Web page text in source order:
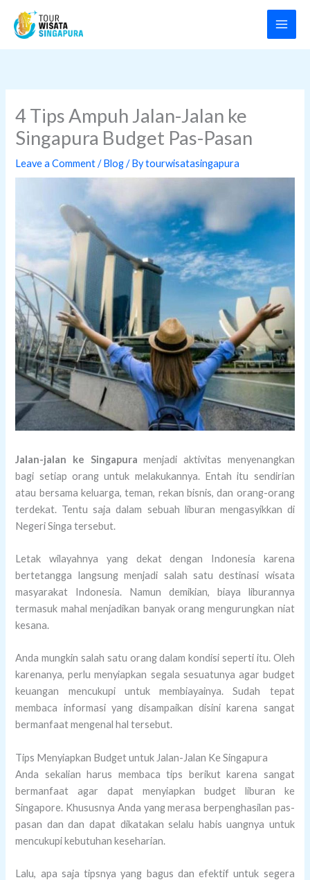
content
4 Tips Ampuh Jalan-Jalan ke
Singapura Budget Pas-Pasan
Leave a Comment /Blog/ Bytourwisatasingapura
Jalan-jalan ke Singapura menjadi aktivitas menyenangkan
bagi setiap orang untuk melakukannya. Entah itu sendirian
atau bersama keluarga, teman, rekan bisnis, dan orang-orang
terdekat. Tentu saja dalam sebuah liburan mengasyikkan di
Negeri Singa tersebut.
Letak wilayahnya yang dekat dengan Indonesia karena
bertetangga langsung menjadi salah satu destinasi wisata
masyarakat Indonesia. Namun demikian, biaya liburannya
termasuk mahal menjadikan banyak orang mengurungkan niat
kesana.
Anda mungkin salah satu orang dalam kondisi seperti itu. Oleh
karenanya, perlu menyiapkan segala sesuatunya agar budget
keuangan mencukupi untuk membiayainya. Sudah tepat
membaca informasi yang disampaikan disini karena sangat
bermanfaat mengenal hal tersebut.
Tips Menyiapkan Budget untuk Jalan-Jalan Ke Singapura
Anda sekalian harus membaca tips berikut karena sangat
bermanfaat agar dapat menyiapkan budget liburan ke
Singapore. Khususnya Anda yang merasa berpenghasilan pas-
pasan dan dan dapat dikatakan selalu habis uangnya untuk
mencukupi kebutuhan keseharian.
Lalu, apa saja tipsnya yang bagus dan efektif untuk segera